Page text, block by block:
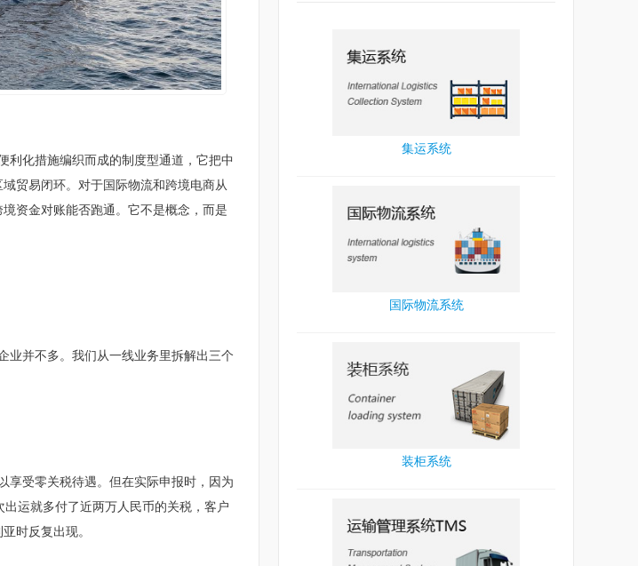
利化措施编织而成的制度型通道，它把中
贸易闭环。对于国际物流和跨境电商从
资金对账能否跑通。它不是概念，而是
业并不多。我们从一线业务里拆解出三个
享受零关税待遇。但在实际申报时，因为
运就多付了近两万人民币的关税，客户
时反复出现。
集运系统
国际物流系统
装柜系统